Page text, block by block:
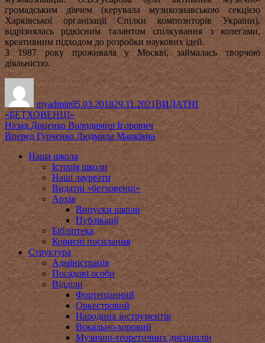
громадським діячем (керувала музикознавською секцією
Харківської організації Спілки композиторів України),
відрізнялась рідкісним талантом спілкування з колегами,
креативним підходом до розробки наукових ідей.
З 1987 року проживала у Москві, займалась творчою
діяльністю.
Автор
myadmin
Оприлюднено
05.03.201829.11.2021
Категорії
ВИДАТНІ
«БЕТХОВЕНЦІ»
Навігація
записів
Назад Попередній
запис:
Доценко Володимир Ігорович
Вперед Наступний
Гурченко Людмила Марківна
Наша школа
Історія школи
Наші лауреати
Видатні «бетховенці»
Архів
Випуски школи
Публікації
Бібліотека
Корисні посилання
Структура
Адміністрація
Посадові особи
Відділи
Фортепіанний
Оркестровий
Народних інструментів
Вокально-хоровий
Музично-теоретичних дисциплін